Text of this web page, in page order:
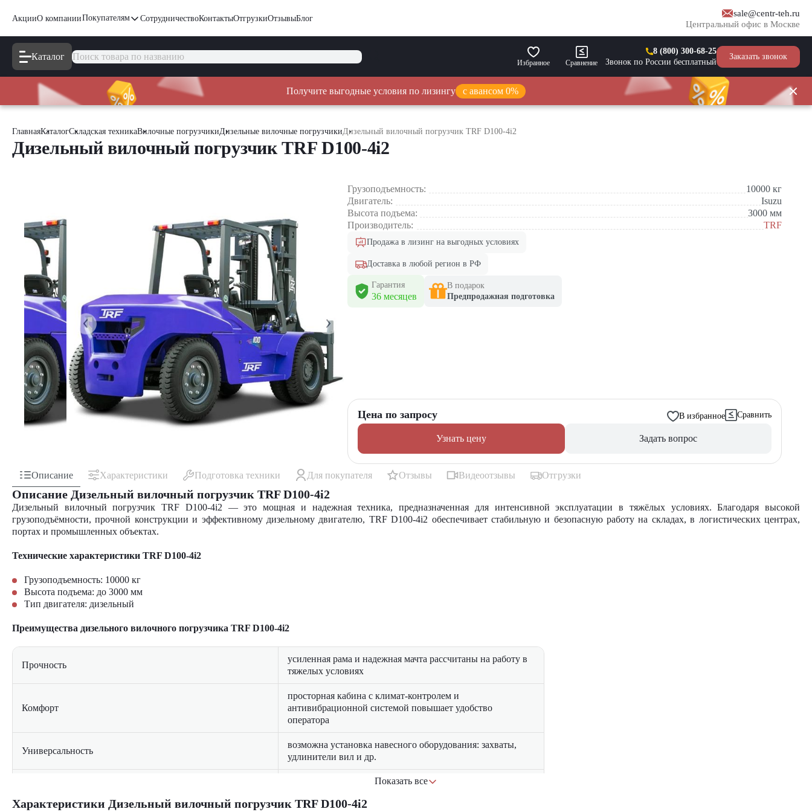
АкцииО компанииПокупателям СотрудничествоКонтактыОтгрузкиОтзывыБлог
sale@centr-teh.ru
Центральный офис в Москве
Каталог
Избранное Сравнение
8 (800) 300-68-25
Звонок по России бесплатный
Заказать звонок
Получите выгодные условия по лизингу с авансом 0%
ГлавнаяКаталогСкладская техникаВилочные погрузчикиДизельные вилочные погрузчикиДизельный вилочный погрузчик TRF D100-4i2
Дизельный вилочный погрузчик TRF D100-4i2
Грузоподъемность: 10000 кг
Двигатель:
Isuzu
Высота подъема:
3000 мм
Производитель:
TRF
Продажа в лизинг на выгодных условиях
Доставка в любой регион в РФ
Гарантия
36 месяцев
В подарок
Предпродажная подготовка
Цена по запросу В избранное Сравнить
Узнать цену Задать вопрос
Описание Характеристики Подготовка техники Для покупателя Отзывы Видеоотзывы Отгрузки
Описание Дизельный вилочный погрузчик TRF D100-4i2
Дизельный вилочный погрузчик TRF D100-4i2 — это мощная и надежная техника, предназначенная для интенсивной эксплуатации в тяжёлых условиях. Благодаря высокой
грузоподъёмности, прочной конструкции и эффективному дизельному двигателю, TRF D100-4i2 обеспечивает стабильную и безопасную работу на складах, в логистических центрах,
портах и промышленных объектах.
Технические характеристики TRF D100-4i2
Грузоподъемность: 10000 кг
Высота подъема: до 3000 мм
Тип двигателя: дизельный
Преимущества дизельного вилочного погрузчика TRF D100-4i2
Прочность
усиленная рама и надежная мачта рассчитаны на работу в
тяжелых условиях
Комфорт
просторная кабина с климат-контролем и
антивибрационной системой повышает удобство
оператора
Универсальность
возможна установка навесного оборудования: захваты,
удлинители вил и др.
современная система контроля устойчивости и усиленные
Показать все
Характеристики Дизельный вилочный погрузчик TRF D100-4i2